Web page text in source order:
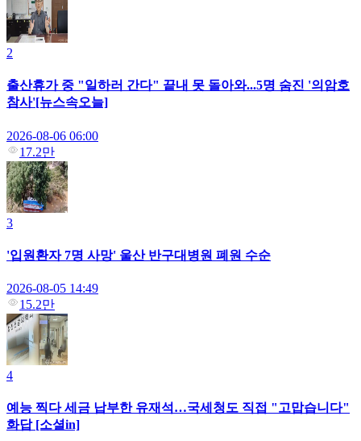
2
출산휴가 중 "일하러 간다" 끝내 못 돌아와...5명 숨진 '의암호
참사'[뉴스속오늘]
2026-08-06 06:00
17.2만
3
'입원환자 7명 사망' 울산 반구대병원 폐원 수순
2026-08-05 14:49
15.2만
4
예능 찍다 세금 납부한 유재석…국세청도 직접 "고맙습니다"
화답 [소셜in]